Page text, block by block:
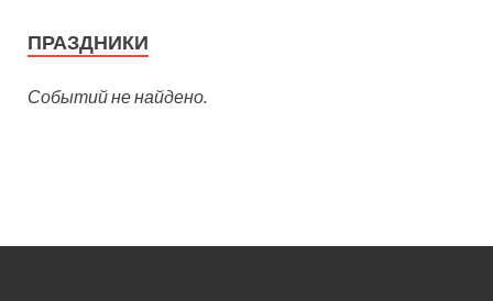
ПРАЗДНИКИ
Событий не найдено.